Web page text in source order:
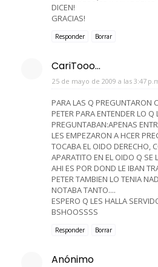
DICEN!
GRACIAS!
Responder Borrar
CariTooo...
25 de mayo de 2009 a las 3:47
PARA LAS Q PREGUNTARON
PETER PARA ENTENDER LO Q
PREGUNTABAN:APENAS
LES EMPEZARON A HCER
TOCABA EL OIDO DERECHO,
APARATITO EN EL OIDO Q SE
AHI ES POR DOND LE IBAN
PETER TAMBIEN LO TENIA
NOTABA TANTO....
ESPERO Q LES HALLA
BSHOOSSSS
Responder Borrar
Anónimo